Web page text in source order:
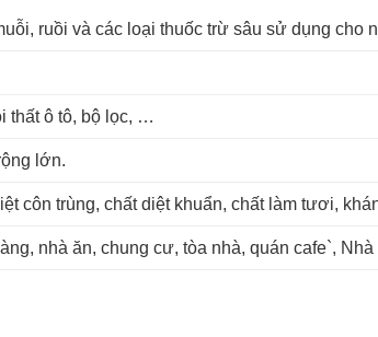
ruồi và các loại thuốc trừ sâu sử dụng cho
thất ô tô, bộ lọc, …
lớn.
côn trùng, chất diệt khuẩn, chất làm tươi,
nhà ăn, chung cư, tòa nhà, quán cafe`,